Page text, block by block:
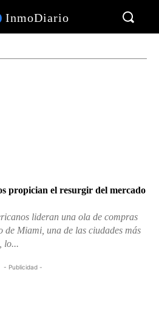
InmoDiario
propician el resurgir del mercado
lideran una ola de compras
Miami, una de las ciudades más
lo...
- Publicidad -